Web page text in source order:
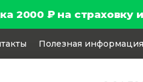
2000 ₽ на страховку
Полезная информация